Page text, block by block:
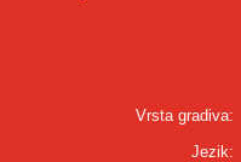
Vrsta gradiva:
Jezik: